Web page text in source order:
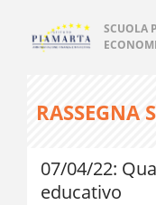
SCUOLA
RASSEGNA
07/04/22:
educativo